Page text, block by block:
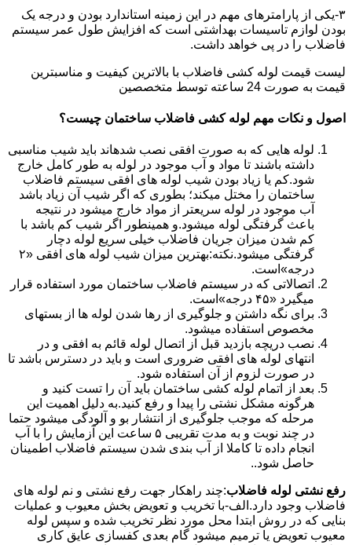
۳-یکی از پارامترهای مهم در این زمینه استاندارد بودن و درجه یک
بودن لوازم تاسیسات بهداشتی است که افزایش طول عمر سیستم
فاضلاب را در پی خواهد داشت.
لیست قیمت لوله کشی فاضلاب با بالاترین کیفیت و مناسبترین
قیمت به صورت 24 ساعته توسط متخصصین
اصول و نکات مهم لوله کشی فاضلاب ساختمان چیست؟
لوله هایی که به صورت افقی نصب شدهاند باید شیب مناسبی
داشته باشند تا مواد و آب موجود در لوله به طور کامل خارج
شود.کم یا زیاد بودن شیب لوله های افقی سیستم فاضلاب
ساختمان را مختل میکند؛ بطوری که اگر شیب آن زیاد باشد
آب موجود در لوله سریعتر از مواد خارج میشود در نتیجه
باعث گرفتگی لوله میشود.و همینطور اگر شیب کم باشد با
کم شدن میزان جریان فاضلاب خیلی سریع لوله دچار
گرفتگی میشود.نکته:بهترین میزان شیب لوله های افقی «۲
درجه»است.
اتصالاتی که در سیستم فاضلاب ساختمان مورد استفاده قرار
میگیرد «۴۵ درجه»است.
برای نگه داشتن و جلوگیری از رها شدن لوله ها از بستهای
مخصوص استفاده میشود.
نصب دریچه بازدید قبل از اتصال لوله قائم به افقی و در
انتهای لوله های افقی ضروری است و باید در دسترس باشد تا
در صورت لزوم از آن استفاده شود.
بعد از اتمام لوله کشی ساختمان باید آن را تست کنید و
هرگونه مشکل نشتی را پیدا و رفع کنید.به دلیل اهمیت این
مرحله که موجب جلوگیری از انتشار بو و آلودگی میشود حتما
در چند نوبت و به مدت تقریبی ۵ ساعت این آزمایش را با آب
انجام داده تا کاملا از آب بندی شدن سیستم فاضلاب اطمینان
حاصل شود..
رفع نشتی لوله فاضلاب:چند راهکار جهت رفع نشتی و نم لوله های
فاضلاب وجود دارد.الف-با تخریب و تعویض بخش معیوب و عملیات
بنایی که در روش ابتدا محل مورد نظر تخریب شده و سپس لوله
معیوب تعویض یا ترمیم میشود گام بعدی کفسازی عایق کاری